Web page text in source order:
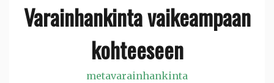
Varainhankinta vaikeampaan
kohteeseen
metavarainhankinta